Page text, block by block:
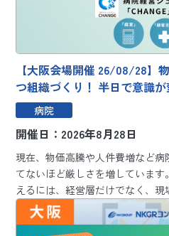
【大阪会場開催 26/08/28】
つ組織づくり！ 半日で意識
ミュレーション研修「
病院
開催日：2026年8月28日
現在、物価高騰や人件費増など
てないほど厳しさを増していま
えるには、経営層だけでなく、